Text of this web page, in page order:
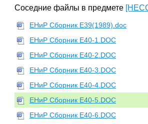
Соседние файлы в предмете
ЕНиР Сборник Е39(1989).doc
ЕНиР Сборник Е40-1.DOC
ЕНиР Сборник Е40-2.DOC
ЕНиР Сборник Е40-3.DOC
ЕНиР Сборник Е40-4.DOC
ЕНиР Сборник Е40-5.DOC
ЕНиР Сборник Е40-6.DOC